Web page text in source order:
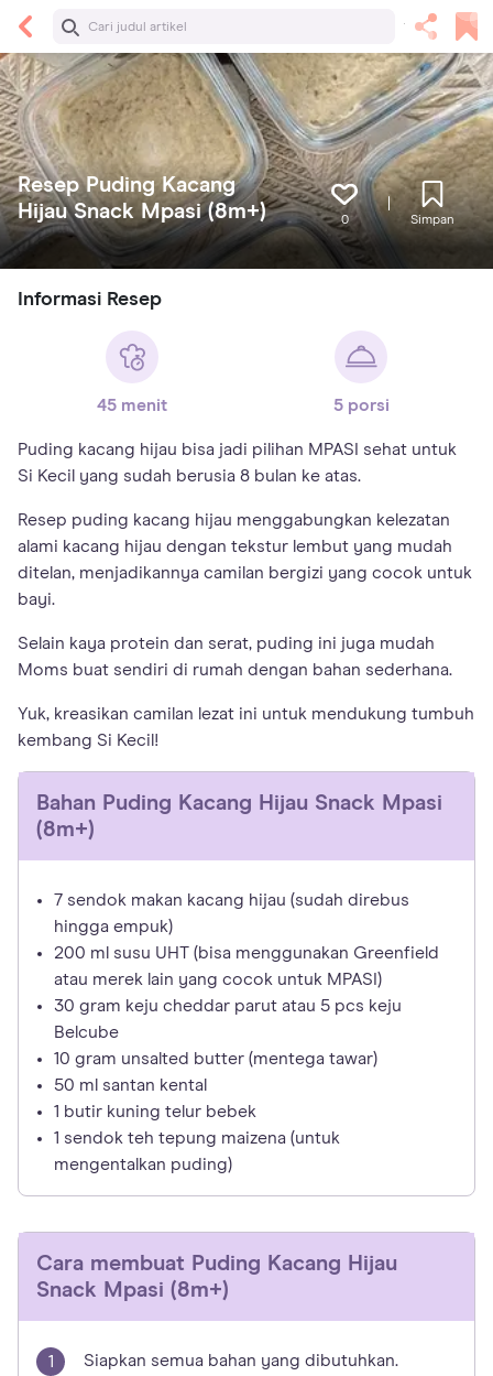
Resep Puding Kacang
Hijau Snack Mpasi (8m+)
0 Simpan
Informasi Resep
45 menit 5 porsi
Puding kacang hijau bisa jadi pilihan MPASI sehat untuk
Si Kecil yang sudah berusia 8 bulan ke atas.
Resep puding kacang hijau menggabungkan kelezatan
alami kacang hijau dengan tekstur lembut yang mudah
ditelan, menjadikannya camilan bergizi yang cocok untuk
bayi.
Selain kaya protein dan serat, puding ini juga mudah
Moms buat sendiri di rumah dengan bahan sederhana.
Yuk, kreasikan camilan lezat ini untuk mendukung tumbuh
kembang Si Kecil!
Bahan Puding Kacang Hijau Snack Mpasi
(8m+)
7 sendok makan kacang hijau (sudah direbus
hingga empuk)
200 ml susu UHT (bisa menggunakan Greenfield
atau merek lain yang cocok untuk MPASI)
30 gram keju cheddar parut atau 5 pcs keju
Belcube
10 gram unsalted butter (mentega tawar)
50 ml santan kental
1 butir kuning telur bebek
1 sendok teh tepung maizena (untuk
mengentalkan puding)
Cara membuat Puding Kacang Hijau
Snack Mpasi (8m+)
Siapkan semua bahan yang dibutuhkan.